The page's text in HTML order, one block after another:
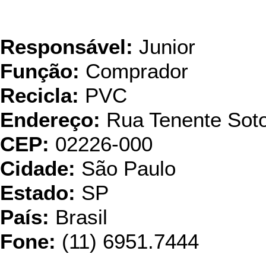
Responsável: Junior
Função: Comprador
Recicla: PVC
Endereço: Rua Tenente
CEP: 02226-000
Cidade: São Paulo
Estado: SP
País: Brasil
Fone: (11) 6951.7444